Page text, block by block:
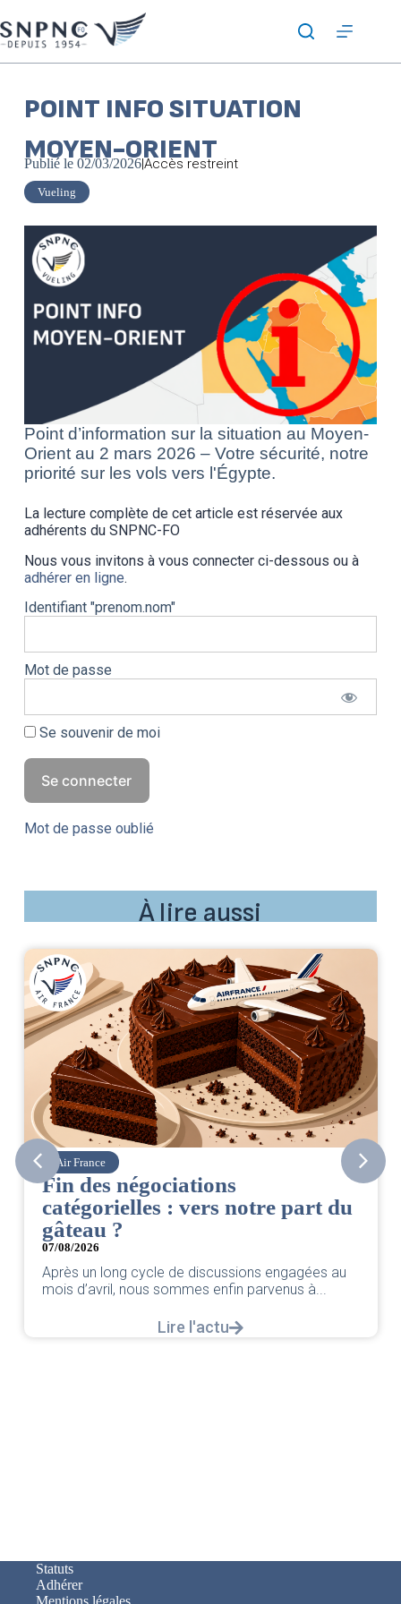
POINT INFO SITUATION
MOYEN-ORIENT
Publié le 02/03/2026|Accès restreint
Vueling
Point d’information sur la situation au Moyen-
Orient au 2 mars 2026 – Votre sécurité, notre
priorité sur les vols vers l'Égypte.
La lecture complète de cet article est réservée aux
adhérents du SNPNC-FO
Nous vous invitons à vous connecter ci-dessous ou à
adhérer en ligne.
Identifiant "prenom.nom"
Mot de passe
Se souvenir de moi
Mot de passe oublié
À lire aussi
Air France
Fin des négociations
catégorielles : vers notre part du
gâteau ?
07/08/2026
Après un long cycle de discussions engagées au
mois d’avril, nous sommes enfin parvenus à...
Lire l'actu
Statuts
Adhérer
Mentions légales